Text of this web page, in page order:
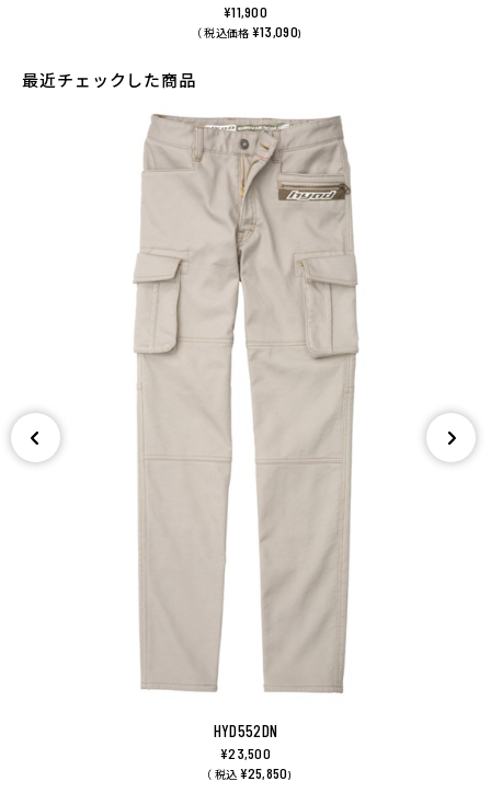
¥11,900
（ 税込価格 ¥13,090)
最近チェックした商品
HYD552DN
¥23,500
（ 税込 ¥25,850)